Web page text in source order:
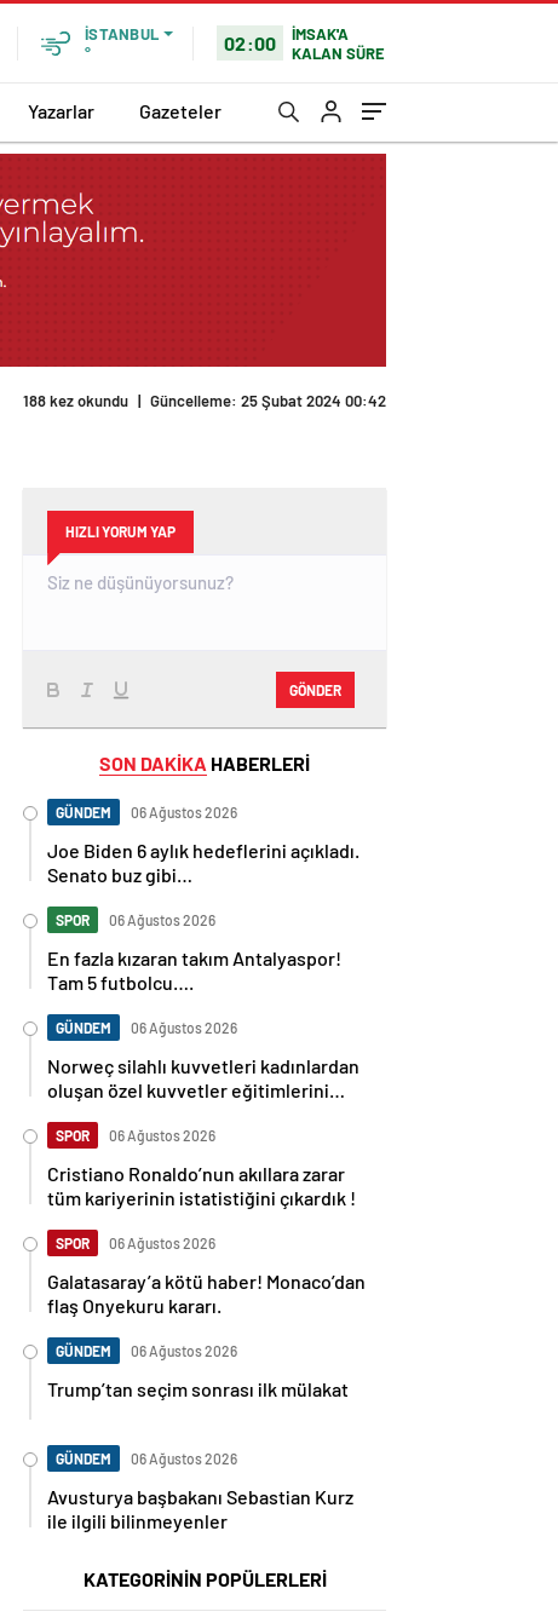
İSTANBUL
°
02:00
İMSAK'A
KALAN SÜRE
Yazarlar Gazeteler
188 kez okundu | Güncelleme: 25 Şubat 2024 00:42
HIZLI YORUM YAP
GÖNDER
SON DAKİKA HABERLERİ
GÜNDEM 06 Ağustos 2026
Joe Biden 6 aylık hedeflerini açıkladı.
Senato buz gibi…
SPOR 06 Ağustos 2026
En fazla kızaran takım Antalyaspor!
Tam 5 futbolcu….
GÜNDEM 06 Ağustos 2026
Norweç silahlı kuvvetleri kadınlardan
oluşan özel kuvvetler eğitimlerini
SPOR 06 Ağustos 2026
Cristiano Ronaldo’nun akıllara zarar
tüm kariyerinin istatistiğini çıkardık !
SPOR 06 Ağustos 2026
Galatasaray’a kötü haber! Monaco’dan
flaş Onyekuru kararı.
GÜNDEM 06 Ağustos 2026
Trump’tan seçim sonrası ilk mülakat
GÜNDEM 06 Ağustos 2026
Avusturya başbakanı Sebastian Kurz
ile ilgili bilinmeyenler
KATEGORİNİN POPÜLERLERİ